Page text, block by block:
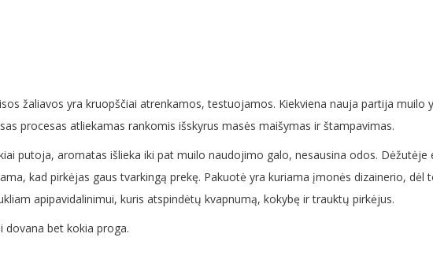
žaliavos yra kruopščiai atrenkamos, testuojamos. Kiekviena nauja partija
procesas atliekamas rankomis išskyrus masės maišymas ir štampavimas.
putoja, aromatas išlieka iki pat muilo naudojimo galo, nesausina odos.
kad pirkėjas gaus tvarkingą prekę. Pakuotė yra kuriama įmonės dizainerio,
apipavidalinimui, kuris atspindėtų kvapnumą, kokybę ir trauktų pirkėjus.
dovana bet kokia proga.